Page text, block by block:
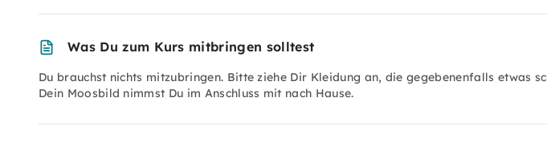
Was Du zum Kurs mitbringen solltest
Du brauchst nichts mitzubringen. Bitte ziehe Dir Kleidung an, die gegebenenfalls etwas
Dein Moosbild nimmst Du im Anschluss mit nach Hause.